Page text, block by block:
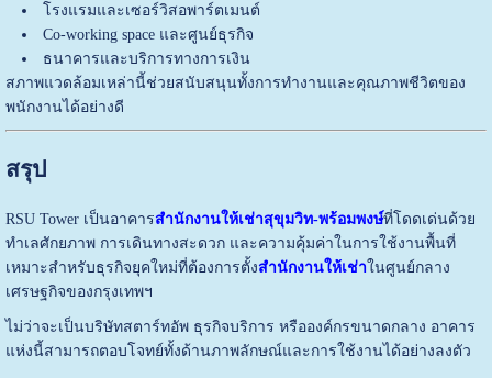
โรงแรมและเซอร์วิสอพาร์ตเมนต์
Co-working space และศูนย์ธุรกิจ
ธนาคารและบริการทางการเงิน
สภาพแวดล้อมเหล่านี้ช่วยสนับสนุนทั้งการทำงานและคุณภาพชีวิตของ
พนักงานได้อย่างดี
สรุป
RSU Towerเป็นอาคารสำนักงานให้เช่าสุขุมวิท-พร้อมพงษ์ที่โดดเด่นด้วย
ทำเลศักยภาพ การเดินทางสะดวก และความคุ้มค่าในการใช้งานพื้นที่
เหมาะสำหรับธุรกิจยุคใหม่ที่ต้องการตั้งสำนักงานให้เช่าในศูนย์กลาง
เศรษฐกิจของกรุงเทพฯ
ไม่ว่าจะเป็นบริษัทสตาร์ทอัพ ธุรกิจบริการ หรือองค์กรขนาดกลาง อาคาร
แห่งนี้สามารถตอบโจทย์ทั้งด้านภาพลักษณ์และการใช้งานได้อย่างลงตัว